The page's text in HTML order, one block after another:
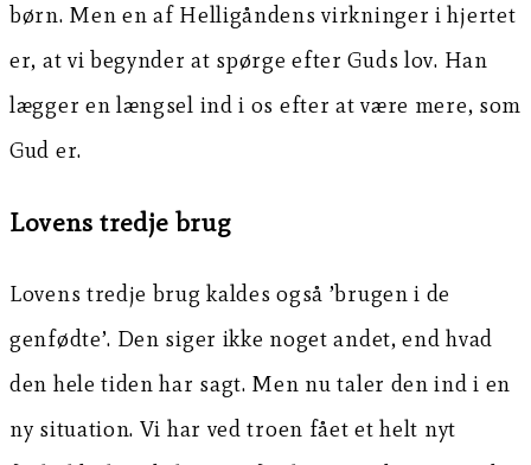
børn. Men en af Helligåndens virkninger i hjertet
er, at vi begynder at spørge efter Guds lov. Han
lægger en længsel ind i os efter at være mere, som
Gud er.
Lovens tredje brug
Lovens tredje brug kaldes også ’brugen i de
genfødte’. Den siger ikke noget andet, end hvad
den hele tiden har sagt. Men nu taler den ind i en
ny situation. Vi har ved troen fået et helt nyt